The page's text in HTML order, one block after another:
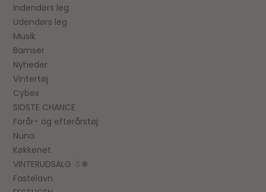
Indendørs leg
Udendørs leg
Musik
Bamser
Nyheder
Vintertøj
Cybex
SIDSTE CHANCE
Forår- og efterårstøj
Nuna
Køkkenet
VINTERUDSALG ☃❄
Fastelavn